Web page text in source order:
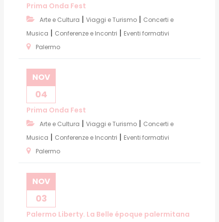
Prima Onda Fest
Arte e Cultura | Viaggi e Turismo | Concerti e
Musica | Conferenze e Incontri | Eventi formativi
Palermo
NOV
04
Prima Onda Fest
Arte e Cultura | Viaggi e Turismo | Concerti e
Musica | Conferenze e Incontri | Eventi formativi
Palermo
NOV
03
Palermo Liberty. La Belle époque palermitana